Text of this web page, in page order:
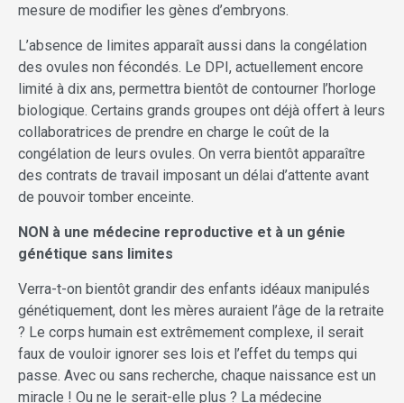
mesure de modifier les gènes d’embryons.
L’absence de limites apparaît aussi dans la congélation
des ovules non fécondés. Le DPI, actuellement encore
limité à dix ans, permettra bientôt de contourner l’horloge
biologique. Certains grands groupes ont déjà offert à leurs
collaboratrices de prendre en charge le coût de la
congélation de leurs ovules. On verra bientôt apparaître
des contrats de travail imposant un délai d’attente avant
de pouvoir tomber enceinte.
NON à une médecine reproductive et à un génie
génétique sans limites
Verra-t-on bientôt grandir des enfants idéaux manipulés
génétiquement, dont les mères auraient l’âge de la retraite
? Le corps humain est extrêmement complexe, il serait
faux de vouloir ignorer ses lois et l’effet du temps qui
passe. Avec ou sans recherche, chaque naissance est un
miracle ! Ou ne le serait-elle plus ? La médecine